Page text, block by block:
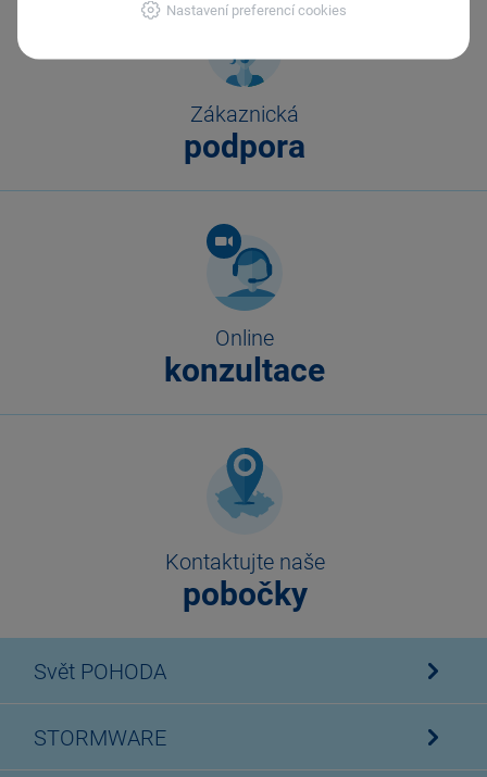
Nastavení preferencí cookies
Zákaznická
podpora
Online
konzultace
Kontaktujte naše
pobočky
Svět POHODA
STORMWARE